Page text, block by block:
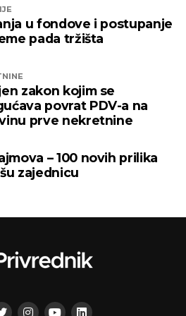
“K-2 Audio” u čijem je
televizija, “Una World” u
TV”.
saopštili da će bez posla ostati
potražili u registrovanju
vlasničke strukture,
rukovodioce u vlasnike.
dana osnovali menadžeri
REKLAMA
u fondove i postupanje
pada tržišta
zakon kojim se
povrat PDV-a na
prve nekretnine
– 100 novih prilika
zajednicu